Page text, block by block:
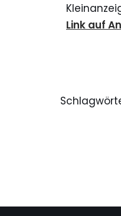
Link auf